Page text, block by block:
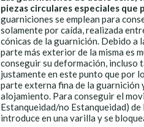
piezas circulares especiales que
guarniciones se emplean para
solamente por caída, realizada
cónicas de la guarnición. Debido a
parte más exterior de la misma es
conseguir su deformación, incluso
justamente en este punto que por
parte externa fina de la guarnición
alojamiento. Para conseguir el
Estanqueidad/no Estanqueidad)
introduce en una varilla y se